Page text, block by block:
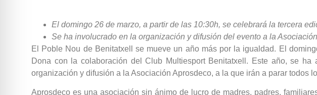
El domingo 26 de marzo, a partir de las 10:30h, se celebrará la tercera
Se ha involucrado en la organización y difusión del evento a la
El Poble Nou de Benitatxell se mueve un año más por la igualdad. El
Dona con la colaboración del Club Multiesport Benitatxell. Este año, se
organización y difusión a la Asociación Aprosdeco, a la que irán a parar todos
Aprosdeco es una asociación sin ánimo de lucro de madres, padres,